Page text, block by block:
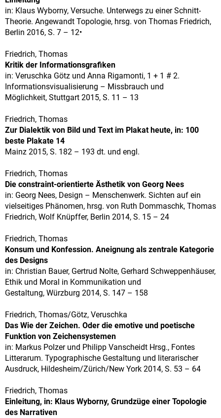
in: Klaus Wyborny, Versuche. Unterwegs zu einer Schnitt-
Theorie. Angewandt Topologie, hrsg. von Thomas Friedrich,
Berlin 2016, S. 7 – 12•
Friedrich, Thomas
Kritik der Informationsgrafiken
in: Veruschka Götz und Anna Rigamonti, 1 + 1 # 2.
Informationsvisualisierung – Missbrauch und
Möglichkeit, Stuttgart 2015, S. 11 – 13
Friedrich, Thomas
Zur Dialektik von Bild und Text im Plakat heute, in: 100
beste Plakate 14
Mainz 2015, S. 182 – 193 dt. und engl.
Friedrich, Thomas
Die constraint-orientierte Ästhetik von Georg Nees
in: Georg Nees, Design – Menschenwerk. Sichten auf ein
vielseitiges Phänomen, hrsg. von Ruth Dommaschk, Thomas
Friedrich, Wolf Knüpffer, Berlin 2014, S. 15 – 24
Friedrich, Thomas
Konsum und Konfession. Aneignung als zentrale Kategorie
des Designs
in: Christian Bauer, Gertrud Nolte, Gerhard Schweppenhäuser,
Ethik und Moral in Kommunikation und
Gestaltung, Würzburg 2014, S. 147 – 158
Friedrich, Thomas/Götz, Veruschka
Das Wie der Zeichen. Oder die emotive und poetische
Funktion von Zeichensystemen
in: Markus Polzer und Philipp Vanscheidt Hrsg., Fontes
Litterarum. Typographische Gestaltung und literarischer
Ausdruck, Hildesheim/Zürich/New York 2014, S. 53 – 64
Friedrich, Thomas
Einleitung, in: Klaus Wyborny, Grundzüge einer Topologie
des Narrativen